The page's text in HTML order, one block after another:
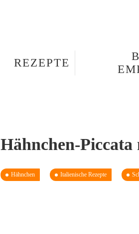
REZEPTE
Hähnchen-
Hähnchen Italienische Rezepte